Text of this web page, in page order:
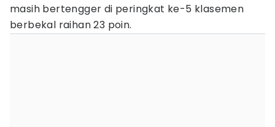
masih bertengger di peringkat ke-5 klasemen
berbekal raihan 23 poin.